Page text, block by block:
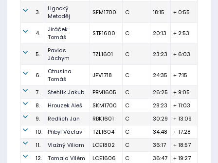
3.
Ligocký
Metoděj
SFM1700 C 18:15 + 0:55
4.
Jiráček
Tomáš
STE1600 C 20:13 + 2:53
5.
Pavlas
Jáchym
TZL1601 C 23:23 + 6:03
6.
Otrusina
Tomáš
JPV1718 C 24:35 + 7:15
7. Stehlík Jakub PBM1605 C 26:25
+ 9:05
8.
Hrouzek Aleš SKM1700 C 28:23
+ 11:03
9.
Redlich Jan RBK1601 C 30:29
+ 13:09
10.
Přibyl Václav TZL1604 C 34:48
+ 17:28
11.
Vlažný Viliam LCE1802 C 36:17
+ 18:57
12.
Tomala Vilém LCE1606 C 36:47
+ 19:27